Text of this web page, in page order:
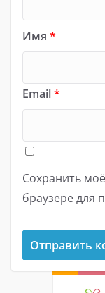
Имя *
Email*
Сохранить
браузере для